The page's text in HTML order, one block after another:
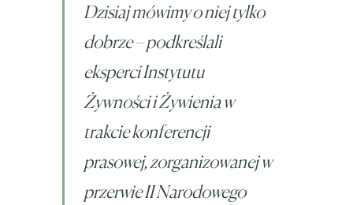
Dzisiaj mówimy o niej tylko
dobrze – podkreślali
eksperci Instytutu
Żywności i Żywienia w
trakcie konferencji
prasowej, zorganizowanej w
przerwie II Narodowego